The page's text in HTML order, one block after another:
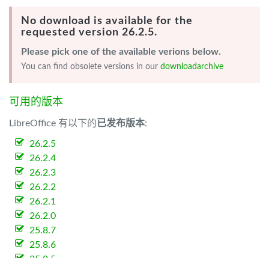
No download is available for the
requested version 26.2.5.
Please pick one of the available verions below.
You can find obsolete versions in our downloadarchive
可用的版本
LibreOffice 有以下的已发布版本:
26.2.5
26.2.4
26.2.3
26.2.2
26.2.1
26.2.0
25.8.7
25.8.6